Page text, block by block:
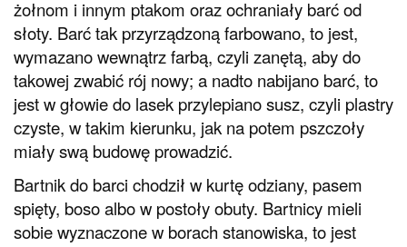
żołnom i innym ptakom oraz ochraniały barć od
słoty. Barć tak przyrządzoną farbowano, to jest,
wymazano wewnątrz farbą, czyli zanętą, aby do
takowej zwabić rój nowy; a nadto nabijano barć, to
jest w głowie do lasek przylepiano susz, czyli plastry
czyste, w takim kierunku, jak na potem pszczoły
miały swą budowę prowadzić.
Bartnik do barci chodził w kurtę odziany, pasem
spięty, boso albo w postoły obuty. Bartnicy mieli
sobie wyznaczone w borach stanowiska, to jest